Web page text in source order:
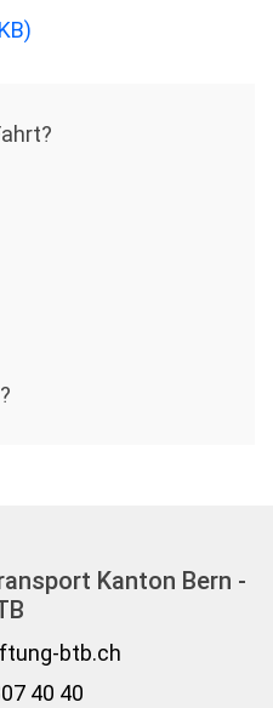
)
Kanton Bern -
btb.ch
40 40